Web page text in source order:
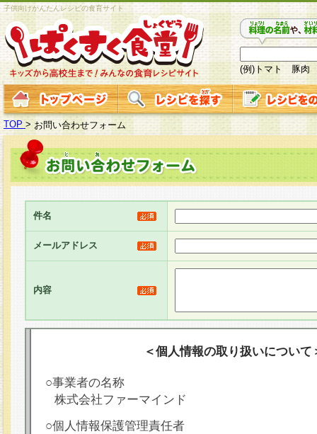
子供向けかんたんレシピの食育サイト
(例)トマト 豚肉
TOP > お問い合わせフォーム
件名
メールアドレス
内容
＜個人情報の取り扱いについて
○事業者の名称
株式会社ファーマインド
○個人情報保護管理責任者